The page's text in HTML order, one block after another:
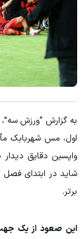
اول، مس شهربابک
واپسین دقایق دیدار
شاید در ابتدای
برتر.
این صعود از یک